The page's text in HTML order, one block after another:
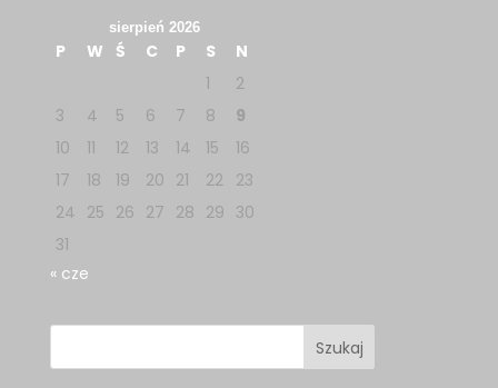
sierpień 2026
P W Ś C P S
N
1
2
3
4 5 6 7 8
9
10
11 12 13 14 15
16
17
18 19 20 21 22
23
24 25 26 27 28 29 30
31
« cze